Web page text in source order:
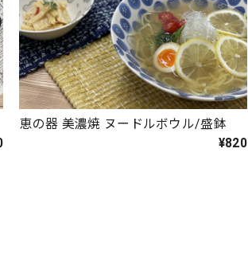
恵の器 美濃焼 ヌードルボウル/盛鉢
¥820